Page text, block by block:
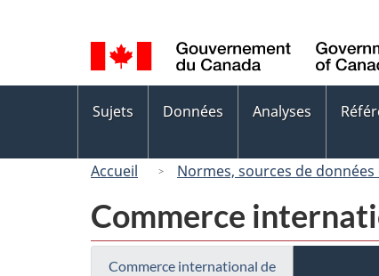
de
la
langue
des
Sujets Données Analyses
Accueil Normes, sources de
Commerce
Commerce international de